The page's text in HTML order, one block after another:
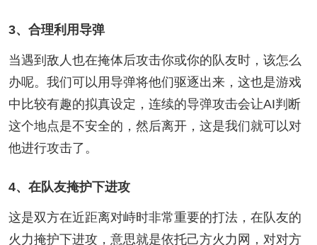
3、合理利用导弹
当遇到敌人也在掩体后攻击你或你的队友时，该怎么
办呢。我们可以用导弹将他们驱逐出来，这也是游戏
中比较有趣的拟真设定，连续的导弹攻击会让AI判断
这个地点是不安全的，然后离开，这是我们就可以对
他进行攻击了。
4、在队友掩护下进攻
这是双方在近距离对峙时非常重要的打法，在队友的
火力掩护下进攻，意思就是依托己方火力网，对对方